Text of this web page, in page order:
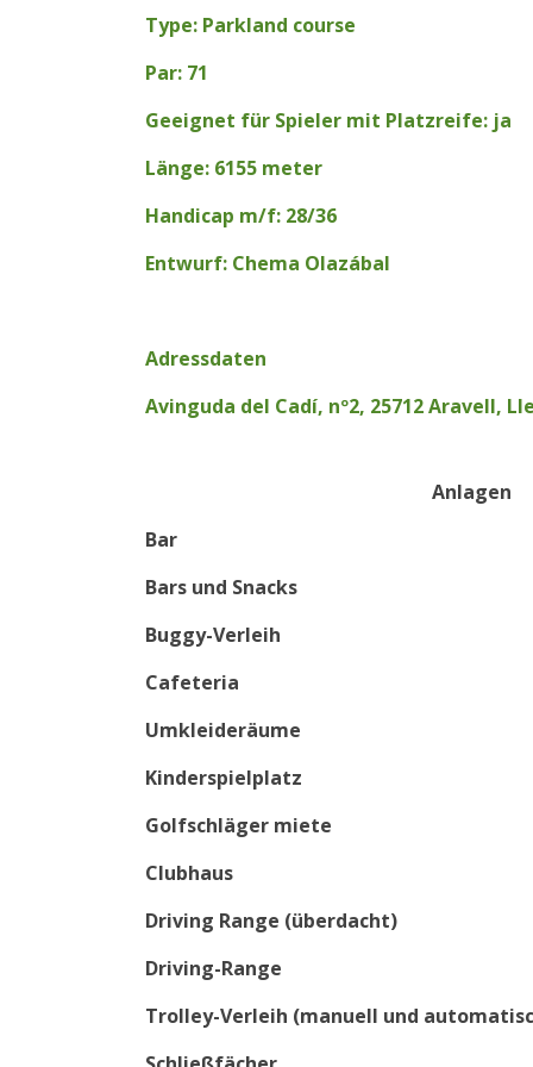
Type: Parkland course
Par: 71
Geeignet für Spieler mit Platzreife: ja
Länge: 6155 meter
Handicap m/f: 28/36
Entwurf: Chema Olazábal
Adressdaten
Avinguda del Cadí, nº2, 25712 Aravell,
Anlagen
Bar
Bars und Snacks
Buggy-Verleih
Cafeteria
Umkleideräume
Kinderspielplatz
Golfschläger miete
Clubhaus
Driving Range (überdacht)
Driving-Range
Trolley-Verleih (manuell und